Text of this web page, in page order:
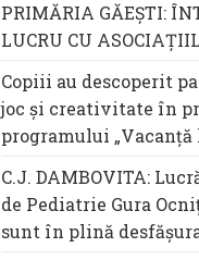
PRIMĂRIA GĂEȘTI:
LUCRU CU
Copiii au descoperit
joc și creativitate în
programului „Vacanță
C.J. DAMBOVITA:
de Pediatrie Gura
sunt în plină